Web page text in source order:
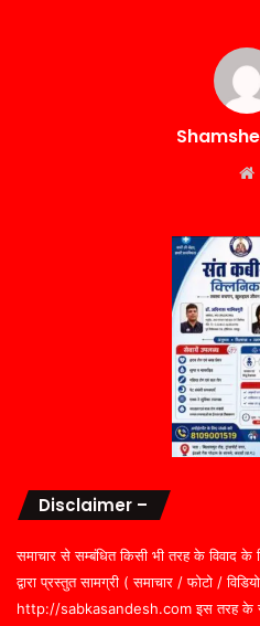
Disclaimer –
समाचार से सम्बंधित किसी भी तरह के विवाद
द्वारा प्रस्तुत सामग्री ( समाचार / फोटो /
http://sabkasandesh.com इस तरह के